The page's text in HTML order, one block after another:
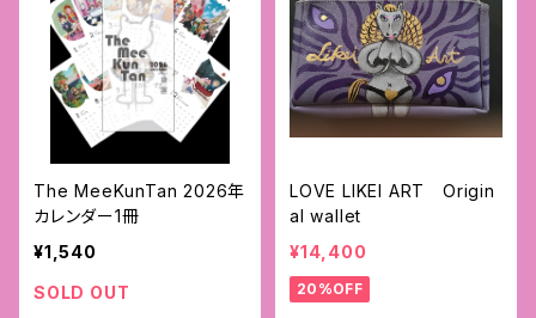
The MeeKunTan 2026年
カレンダー1冊
¥1,540
SOLD OUT
LOVE LIKEI ART Origin
al wallet
¥14,400
20%OFF